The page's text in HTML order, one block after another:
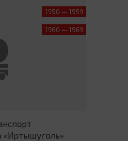
1950 — 1959
1960 — 1969
«Иртышуголь»